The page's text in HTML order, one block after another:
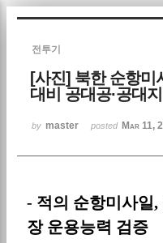
전투기
[사진] 북한 순항미
대비 공대공·공대
by master posted Mar 11,
- 적의 순항미사일,
장 운용능력 검증